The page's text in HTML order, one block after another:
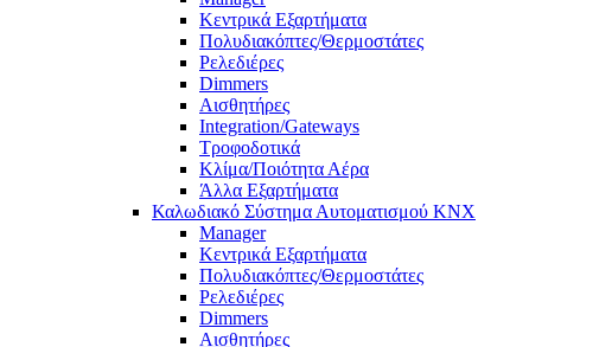
Κεντρικά Εξαρτήματα
Πολυδιακόπτες/Θερμοστάτες
Ρελεδιέρες
Dimmers
Αισθητήρες
Integration/Gateways
Τροφοδοτικά
Κλίμα/Ποιότητα Αέρα
Άλλα Εξαρτήματα
Καλωδιακό Σύστημα Αυτοματισμού KNX
Manager
Κεντρικά Εξαρτήματα
Πολυδιακόπτες/Θερμοστάτες
Ρελεδιέρες
Dimmers
Αισθητήρες